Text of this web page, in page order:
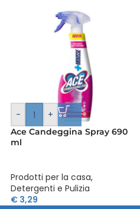
- +
Ace Candeggina Spray 690
ml
Prodotti per la casa,
Detergenti e Pulizia
€ 3,29